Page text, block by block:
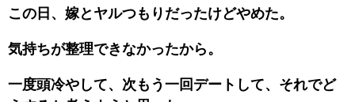
この日、嫁とヤルつもりだったけどやめた。
気持ちが整理できなかったから。
一度頭冷やして、次もう一回デートして、それでど